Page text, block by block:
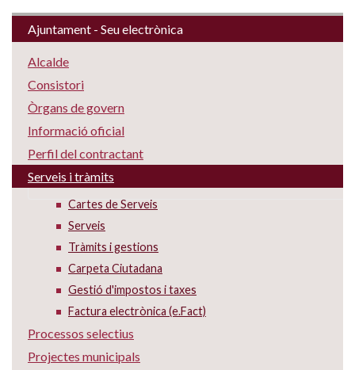
Ajuntament - Seu electrònica
Alcalde
Consistori
Òrgans de govern
Informació oficial
Perfil del contractant
Serveis i tràmits
Cartes de Serveis
Serveis
Tràmits i gestions
Carpeta Ciutadana
Gestió d'impostos i taxes
Factura electrònica (e.Fact)
Processos selectius
Projectes municipals